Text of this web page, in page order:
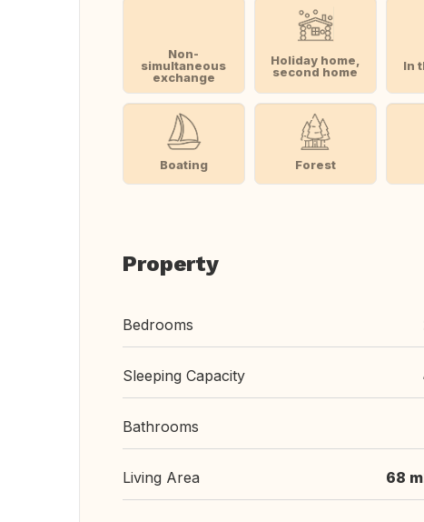
Non-
simultaneous
exchange
Holiday home,
second home
In
Boating Forest
Property
Bedrooms
Sleeping Capacity
Bathrooms
Living Area 68